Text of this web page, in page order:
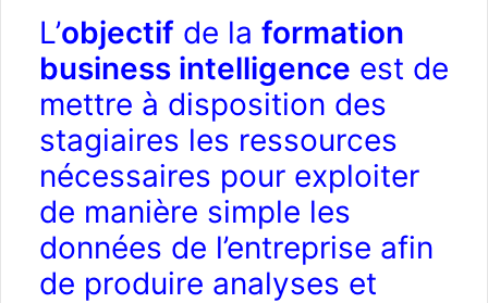
L’objectif de la formation
business intelligence est de
mettre à disposition des
stagiaires les ressources
nécessaires pour exploiter
de manière simple les
données de l’entreprise afin
de produire analyses et